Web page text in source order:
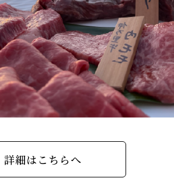
詳細はこちらへ